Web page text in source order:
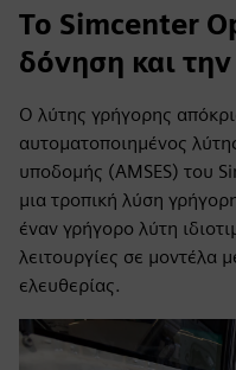
Το Simcenter
δόνηση και
Ο λύτης γρήγορης
αυτοματοποιημένος
υποδομής (AMSES) του
μια τροπική λύση
έναν γρήγορο λύτη
λειτουργίες σε μοντέλα
ελευθερίας.